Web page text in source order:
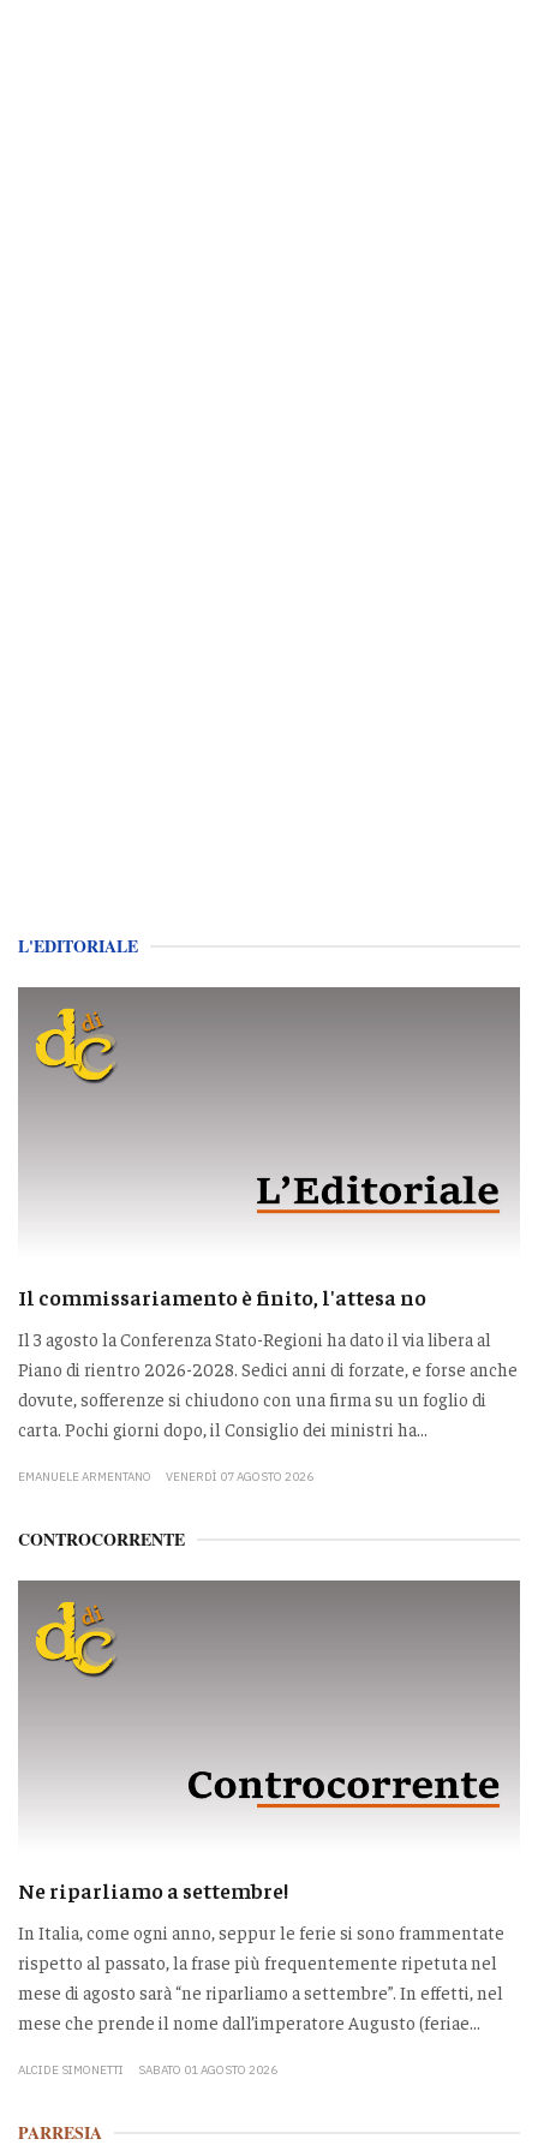
L'EDITORIALE
Il commissariamento è finito, l'attesa no
Il 3 agosto la Conferenza Stato-Regioni ha dato il via libera al
Piano di rientro 2026-2028. Sedici anni di forzate, e forse anche
dovute, sofferenze si chiudono con una firma su un foglio di
carta. Pochi giorni dopo, il Consiglio dei ministri ha...
EMANUELE ARMENTANO VENERDÌ 07 AGOSTO 2026
CONTROCORRENTE
Ne riparliamo a settembre!
In Italia, come ogni anno, seppur le ferie si sono frammentate
rispetto al passato, la frase più frequentemente ripetuta nel
mese di agosto sarà “ne riparliamo a settembre”. In effetti, nel
mese che prende il nome dall’imperatore Augusto (feriae...
ALCIDE SIMONETTI SABATO 01 AGOSTO 2026
PARRESIA